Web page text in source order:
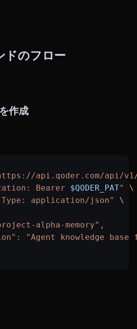
ドのフロー
作成
api.qoder.com/api/v1/
Bearer $QODER_PAT"
\
Type: application/json"
\
alpha-memory",
"Agent knowledge base